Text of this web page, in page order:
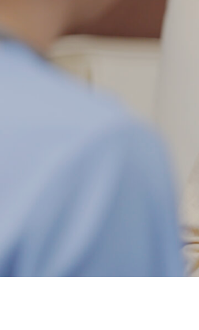
Drugs and
Rehabilitation
Laboratories